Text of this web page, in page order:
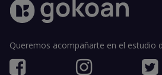
Queremos acompañarte en el estudio